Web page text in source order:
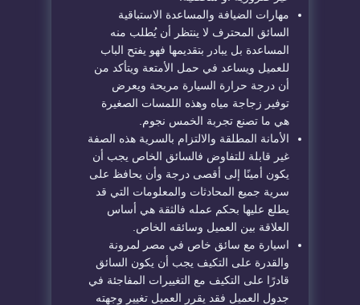
مهارات الضيافة والمساعدة الاستباقية
السائق المحترف لا ينتظر أن يُطلب منه
المساعدة بل يبادر بتقديمها فهو يفتح الباب
للعميل ويساعد في حمل الأمتعة ويتأكد من
أن درجة حرارة السيارة مريحة ويعرض
توفير زجاجة مياه وهذه اللمسات الصغيرة
هي ما تصنع تجربة الخمس نجوم.
الأمانة المطلقة والالتزام بالسرية هذه الصفة
غير قابلة للتفاوض فالسائق الخاص يجب أن
يكون أمينًا إلى أقصى درجة وأن يحافظ على
سرية جميع المحادثات والمعلومات التي قد
يطلع عليها بحكم عمله فالثقة هي أساس
العلاقة بين العميل وسائقه الخاص.
اسيارة مع سائق خاص في مصر لمرونة
والقدرة على التكيف يجب أن يكون السائق
قادرًا على التكيف مع التغييرات المفاجئة في
جدول العميل فقد يقرر العميل تغيير وجهته